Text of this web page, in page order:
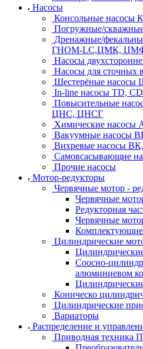
Насосы
Консольные
Погружные/
Дренажные/
ГНОМ-LC,ЦМК,
Насосы
Насосы для
Шестерёные
In-line насосы TD,
Повысительные
ЦНС, ЦНСГ
Химические
Вакуумные насосы
Вихревые насосы
Самовсасывающие
Прочие насосы
Мотор-редукторы
Червячные мотор -
Червячные
Редукторная
Червячные
Комплектующие
Цилиндрические
Соосно-
алюминиевом
Коническо
Цилиндрические
Вариаторы
Распределение и
Приводная